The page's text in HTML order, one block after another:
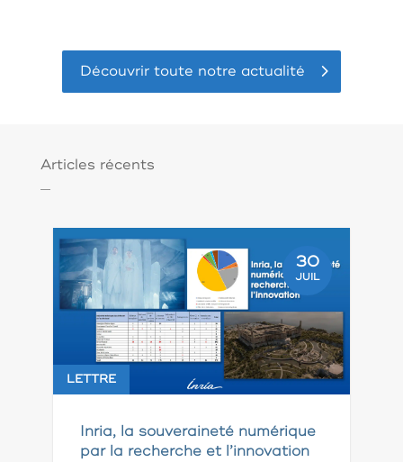
Découvrir toute notre actualité
Articles récents
30
JUIL
LETTRE
Inria, la souveraineté numérique
par la recherche et l’innovation